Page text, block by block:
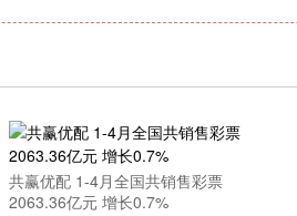
共赢优配 1-4月全国共销售彩票
2063.36亿元 增长0.7%